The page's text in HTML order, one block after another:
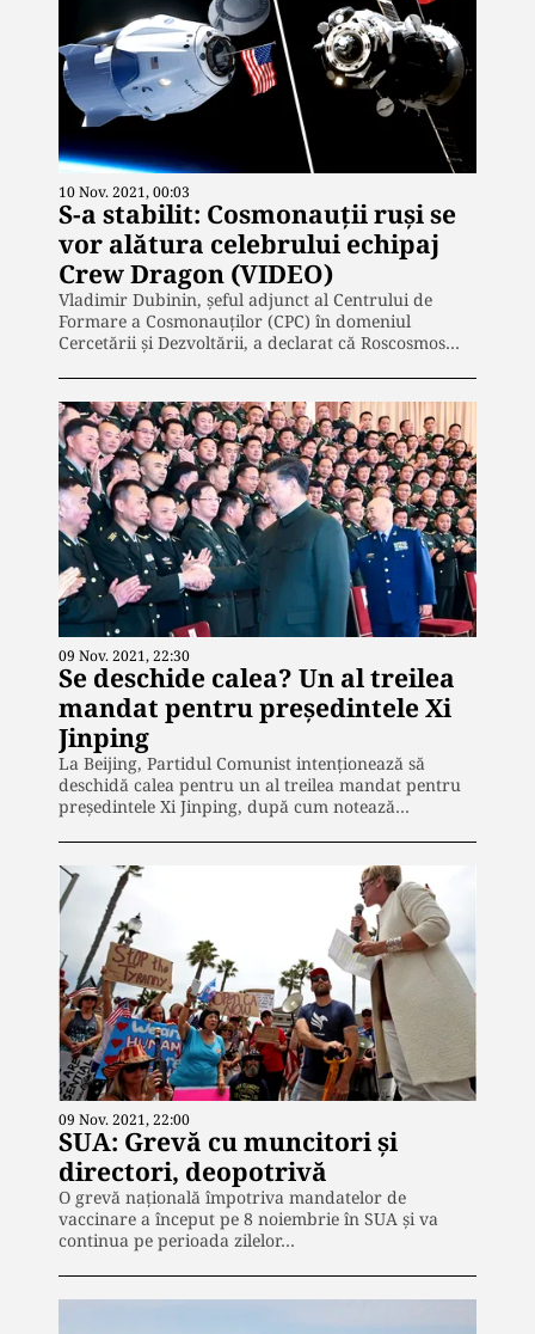
10 Nov. 2021, 00:03
S-a stabilit: Cosmonauții ruși se
vor alătura celebrului echipaj
Crew Dragon (VIDEO)
Vladimir Dubinin, șeful adjunct al Centrului de
Formare a Cosmonauților (CPC) în domeniul
Cercetării și Dezvoltării, a declarat că Roscosmos…
09 Nov. 2021, 22:30
Se deschide calea? Un al treilea
mandat pentru preşedintele Xi
Jinping
La Beijing, Partidul Comunist intenţionează să
deschidă calea pentru un al treilea mandat pentru
preşedintele Xi Jinping, după cum notează…
09 Nov. 2021, 22:00
SUA: Grevă cu muncitori și
directori, deopotrivă
O grevă națională împotriva mandatelor de
vaccinare a început pe 8 noiembrie în SUA și va
continua pe perioada zilelor…